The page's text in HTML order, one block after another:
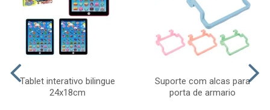
Tablet interativo bilingue
24x18cm
Suporte com alcas para
porta de armario